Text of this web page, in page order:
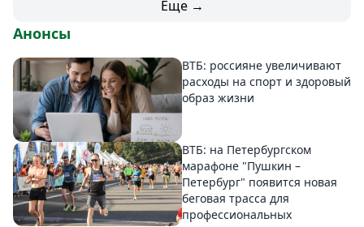
Еще →
Анонсы
ВТБ: россияне увеличивают
расходы на спорт и здоровый
образ жизни
ВТБ: на Петербургском
марафоне "Пушкин –
Петербург" появится новая
беговая трасса для
профессиональных